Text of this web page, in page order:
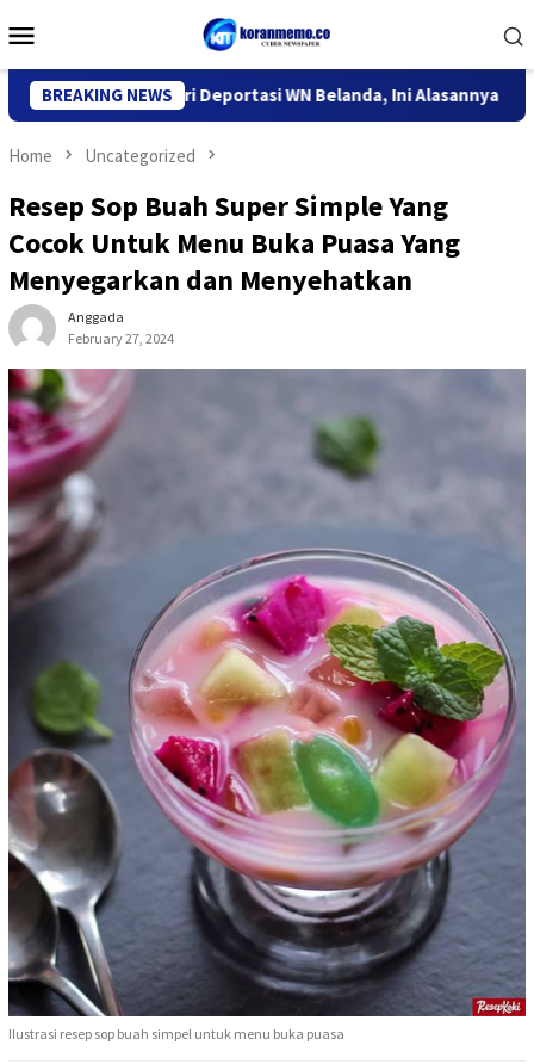
to
Menu
BREAKING NEWS
Kediri Deportasi WN Belanda, Ini Alasannya 9
Home Uncategorized
Resep Sop Buah Super Simple Yang
Cocok Untuk Menu Buka Puasa Yang
Menyegarkan dan Menyehatkan
Anggada
February 27, 2024
Ilustrasi resep sop buah simpel untuk menu buka puasa